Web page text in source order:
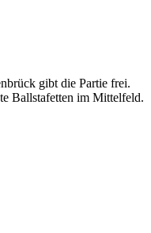
gibt die Partie frei.
Ballstafetten im Mittelfeld.